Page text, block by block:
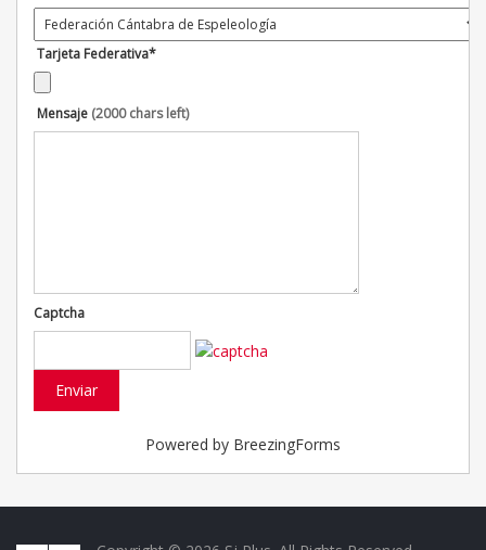
Tarjeta Federativa*
Mensaje (2000 chars left)
Captcha
Enviar
Powered by BreezingForms